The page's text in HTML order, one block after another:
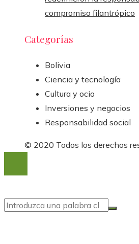
compromiso filantrópico
Categorías
Bolivia
Ciencia y tecnología
Cultura y ocio
Inversiones y negocios
Responsabilidad social
© 2020 Todos los derechos